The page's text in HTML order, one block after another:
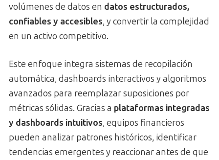
volúmenes de datos en datos estructurados,
confiables y accesibles, y convertir la complejidad
en un activo competitivo.
Este enfoque integra sistemas de recopilación
automática, dashboards interactivos y algoritmos
avanzados para reemplazar suposiciones por
métricas sólidas. Gracias a plataformas integradas
y dashboards intuitivos, equipos financieros
pueden analizar patrones históricos, identificar
tendencias emergentes y reaccionar antes de que